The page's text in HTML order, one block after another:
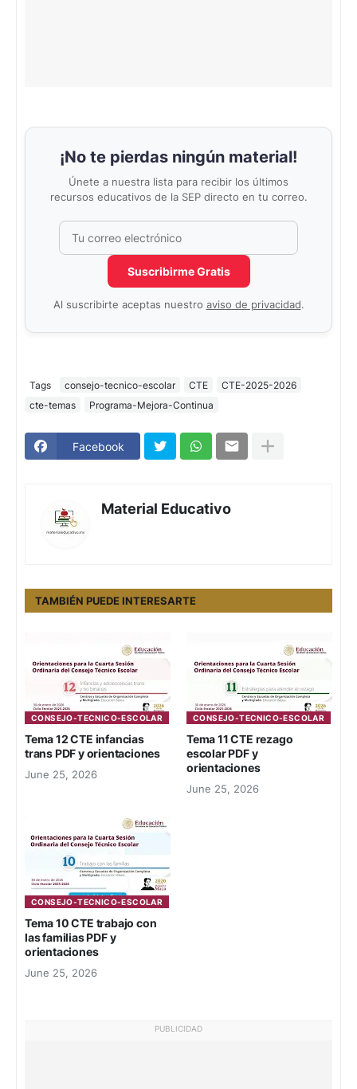
¡No te pierdas ningún material!
Únete a nuestra lista para recibir los últimos
recursos educativos de la SEP directo en tu correo.
No completar este campo
Suscribirme Gratis
Al suscribirte aceptas nuestro aviso de privacidad.
Tags consejo-tecnico-escolar CTE
CTE-2025-2026
cte-temas
Programa-Mejora-Continua
Facebook
Material Educativo
TAMBIÉN PUEDE INTERESARTE
CONSEJO-TECNICO-ESCOLAR
Tema 12 CTE infancias
trans PDF y orientaciones
June 25, 2026
CONSEJO-TECNICO-ESCOLAR
Tema 11 CTE rezago
escolar PDF y
orientaciones
June 25, 2026
CONSEJO-TECNICO-ESCOLAR
Tema 10 CTE trabajo con
las familias PDF y
orientaciones
June 25, 2026
PUBLICIDAD